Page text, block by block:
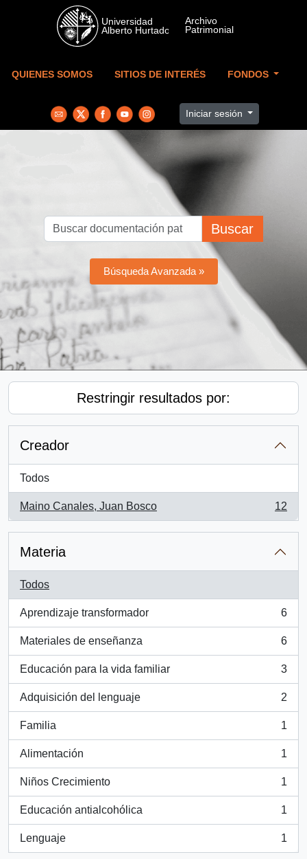
Skip to main content
QUIENES SOMOS SITIOS DE INTERÉS FONDOS
Iniciar sesión
Buscar
Búsqueda Avanzada »
Restringir resultados por:
Creador
Todos
Maino Canales, Juan Bosco
, 12 resultados
12
Materia
Todos
Aprendizaje transformador
, 6 resultados
6
Materiales de enseñanza
, 6 resultados
6
Educación para la vida familiar
, 3 resultados
3
Adquisición del lenguaje
, 2 resultados
2
Familia
, 1 resultados
1
Alimentación
, 1 resultados
1
Niños Crecimiento
, 1 resultados
1
Educación antialcohólica
, 1 resultados
1
Lenguaje
, 1 resultados
1